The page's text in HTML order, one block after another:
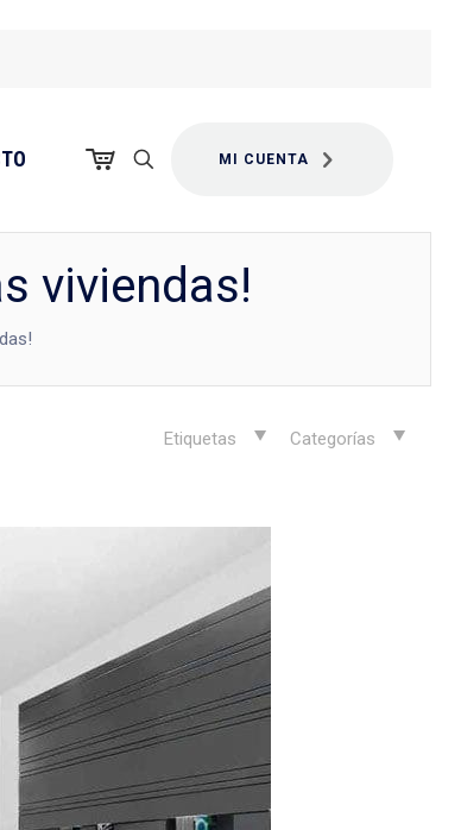
MI CUENTA
viviendas!
Categorías
Etiquetas